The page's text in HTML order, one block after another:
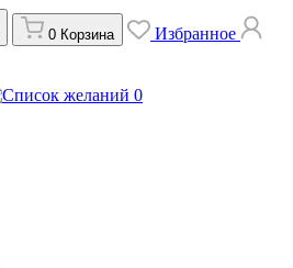
0 Корзина
Избранное
0